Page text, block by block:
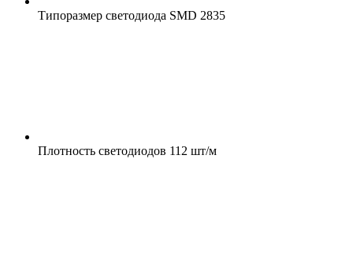
Типоразмер светодиода SMD 2835
Плотность светодиодов 112 шт/м